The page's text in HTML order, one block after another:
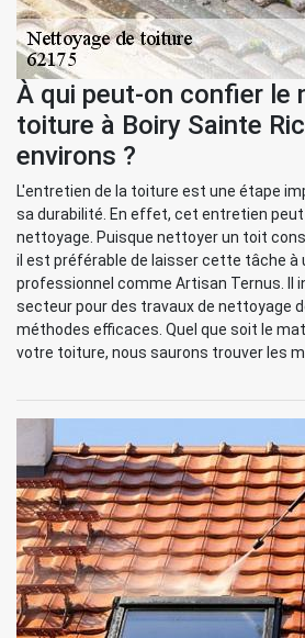
À qui peut-on confier le
toiture à Boiry Sainte
environs ?
L'entretien de la toiture est une étape
sa durabilité. En effet, cet entretien
nettoyage. Puisque nettoyer un toit
il est préférable de laisser cette tâche à
professionnel comme Artisan Ternus. Il
secteur pour des travaux de nettoyage
méthodes efficaces. Quel que soit le
votre toiture, nous saurons trouver les